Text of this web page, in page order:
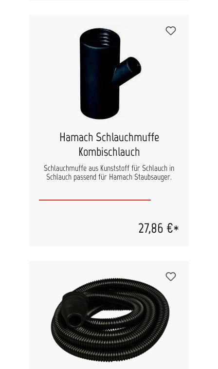
Hamach Schlauchmuffe
Kombischlauch
Schlauchmuffe aus Kunststoff für Schlauch in
Schlauch passend für Hamach Staubsauger.
27,86 €*